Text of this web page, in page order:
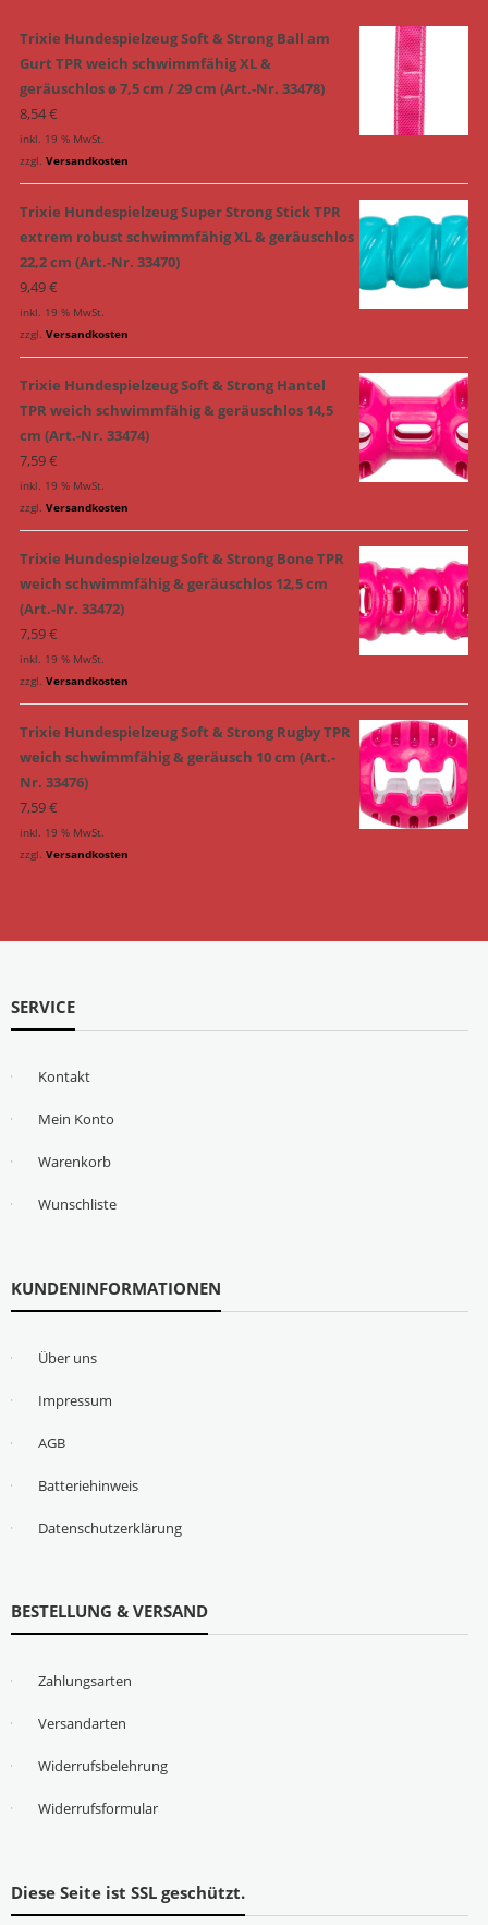
Trixie Hundespielzeug Soft & Strong Ball am
Gurt TPR weich schwimmfähig XL &
geräuschlos ø 7,5 cm / 29 cm (Art.-Nr. 33478)
8,54€
inkl. 19 % MwSt.
zzgl. Versandkosten
Trixie Hundespielzeug Super Strong Stick TPR
extrem robust schwimmfähig XL & geräuschlos
22,2 cm (Art.-Nr. 33470)
9,49€
inkl. 19 % MwSt.
zzgl. Versandkosten
Trixie Hundespielzeug Soft & Strong Hantel
TPR weich schwimmfähig & geräuschlos 14,5
cm (Art.-Nr. 33474)
7,59€
inkl. 19 % MwSt.
zzgl. Versandkosten
Trixie Hundespielzeug Soft & Strong Bone TPR
weich schwimmfähig & geräuschlos 12,5 cm
(Art.-Nr. 33472)
7,59€
inkl. 19 % MwSt.
zzgl. Versandkosten
Trixie Hundespielzeug Soft & Strong Rugby TPR
weich schwimmfähig & geräusch 10 cm (Art.-
Nr. 33476)
7,59€
inkl. 19 % MwSt.
zzgl. Versandkosten
SERVICE
Kontakt
Mein Konto
Warenkorb
Wunschliste
KUNDENINFORMATIONEN
Über uns
Impressum
AGB
Batteriehinweis
Datenschutzerklärung
BESTELLUNG & VERSAND
Zahlungsarten
Versandarten
Widerrufsbelehrung
Widerrufsformular
Diese Seite ist SSL geschützt.